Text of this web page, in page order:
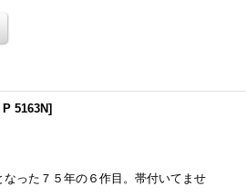
5163N]
った７５年の６作目。帯付いてませ